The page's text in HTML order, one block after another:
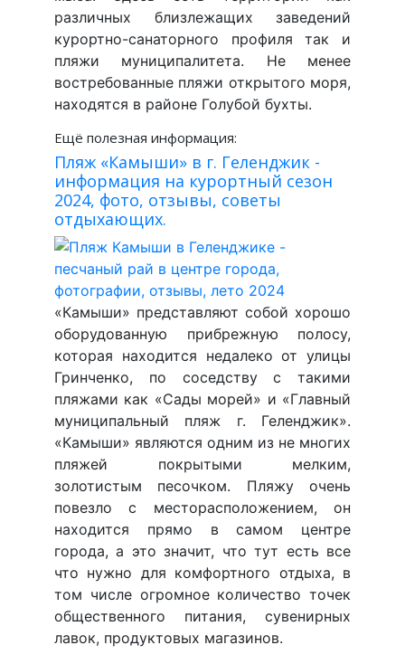
различных близлежащих заведений
курортно-санаторного профиля так и
пляжи муниципалитета. Не менее
востребованные пляжи открытого моря,
находятся в районе Голубой бухты.
Ещё полезная информация:
Пляж «Камыши» в г. Геленджик -
информация на курортный сезон
2024, фото, отзывы, советы
отдыхающих.
«Камыши» представляют собой хорошо
оборудованную прибрежную полосу,
которая находится недалеко от улицы
Гринченко, по соседству с такими
пляжами как «Сады морей» и «Главный
муниципальный пляж г. Геленджик».
«Камыши» являются одним из не многих
пляжей покрытыми мелким,
золотистым песочком. Пляжу очень
повезло с месторасположением, он
находится прямо в самом центре
города, а это значит, что тут есть все
что нужно для комфортного отдыха, в
том числе огромное количество точек
общественного питания, сувенирных
лавок, продуктовых магазинов.